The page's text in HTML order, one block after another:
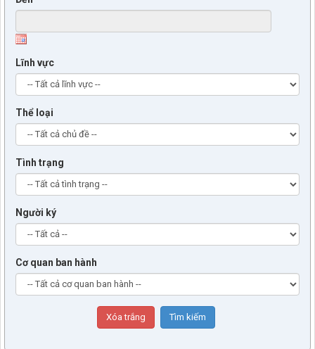
Lĩnh vực
Thể loại
Tình trạng
Người ký
Cơ quan ban hành